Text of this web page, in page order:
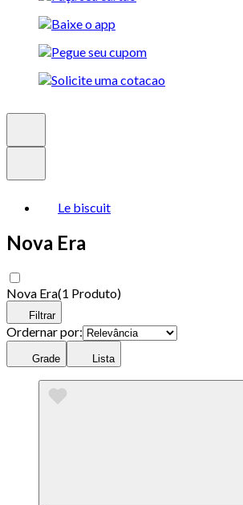
Le biscuit
Nova Era
Nova Era(1 Produto)
Filtrar
Ordernar por:
Grade Lista